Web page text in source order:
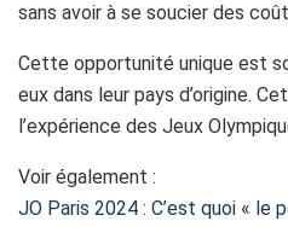
sans avoir à se soucier des
Cette opportunité unique est
eux dans leur pays d’origine.
l’expérience des Jeux
Voir également :
JO Paris 2024 : C’est quoi « le